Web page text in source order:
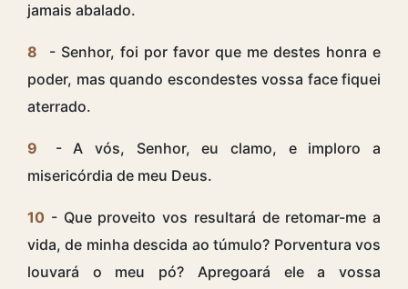
jamais abalado.
8
- Senhor, foi por favor que me destes honra e
poder, mas quando escondestes vossa face fiquei
aterrado.
9
- A vós, Senhor, eu clamo, e imploro a
misericórdia de meu Deus.
10 - Que proveito vos resultará de retomar-me a
vida, de minha descida ao túmulo? Porventura vos
louvará o meu pó? Apregoará ele a vossa